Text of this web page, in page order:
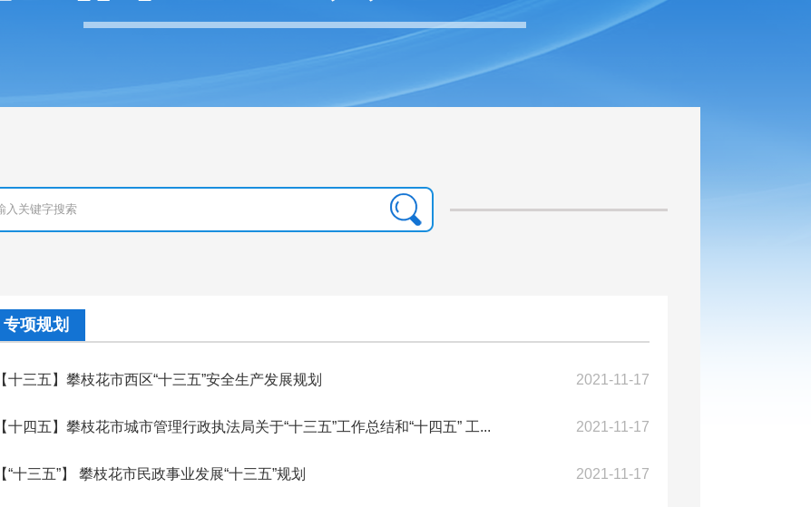
专项规划
【十三五】攀枝花市西区“十三五”安全生产发展规划 2021-11-17
【十四五】攀枝花市城市管理行政执法局关于“十三五”工作总结和“十四五” 工... 2021-11-17
【“十三五”】 攀枝花市民政事业发展“十三五”规划 2021-11-17